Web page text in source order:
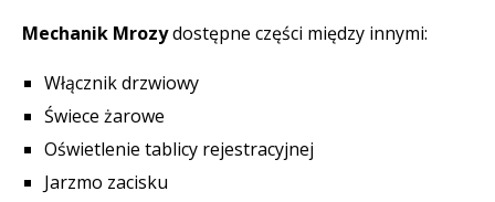
Mechanik Mrozydostępne części między innymi:
Włącznik drzwiowy
Świece żarowe
Oświetlenie tablicy rejestracyjnej
Jarzmo zacisku